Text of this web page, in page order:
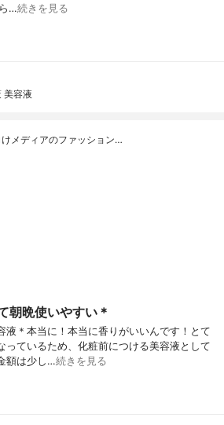
…続きを見る
美容液
メディアのファッション…
朝晩使いやすい＊
液＊本当に！本当に香りがいいんです！とて
っているため、化粧前につける美容液として
額は少し…続きを見る